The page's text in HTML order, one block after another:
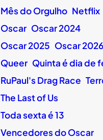
Mês do Orgulho Netflix
Oscar Oscar 2024
Oscar 2025 Oscar 2026
Queer Quinta é dia de
RuPaul's Drag Race
The Last of Us
Toda sexta é 13
Vencedores do Oscar